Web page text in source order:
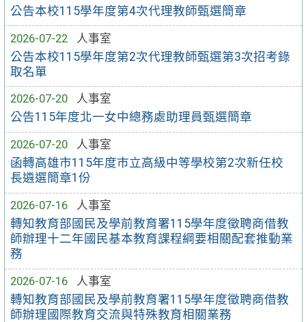
公告本校115學年度第4次代理教師甄選簡章
2026-07-22
人事室
公告本校115學年度第2次代理教師甄選第3次招考錄
取名單
2026-07-20
人事室
公告115年度北一女中總務處助理員甄選簡章
2026-07-20
人事室
函轉高雄市115年度市立高級中等學校第2次新任校
長遴選簡章1份
2026-07-16
人事室
轉知教育部國民及學前教育署115學年度徵聘商借教
師辦理十二年國民基本教育課程綱要相關配套推動業
務
2026-07-16
人事室
轉知教育部國民及學前教育署115學年度徵聘商借教
師辦理國際教育交流與特殊教育相關業務